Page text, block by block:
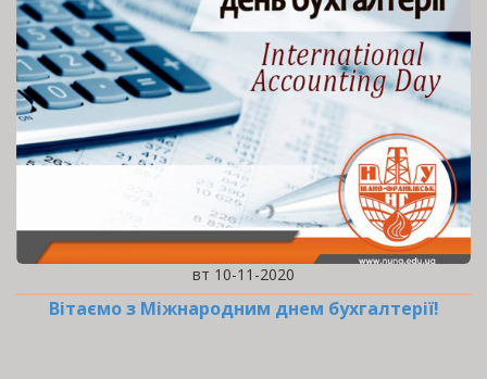
вт 10-11-2020
Вітаємо з Міжнародним днем бухгалтерії!